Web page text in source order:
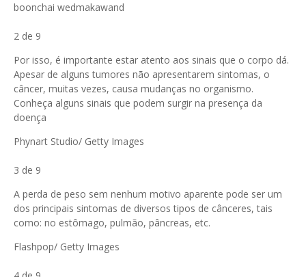
boonchai wedmakawand
2 de 9
Por isso, é importante estar atento aos sinais que o corpo dá.
Apesar de alguns tumores não apresentarem sintomas, o
câncer, muitas vezes, causa mudanças no organismo.
Conheça alguns sinais que podem surgir na presença da
doença
Phynart Studio/ Getty Images
3 de 9
A perda de peso sem nenhum motivo aparente pode ser um
dos principais sintomas de diversos tipos de cânceres, tais
como: no estômago, pulmão, pâncreas, etc.
Flashpop/ Getty Images